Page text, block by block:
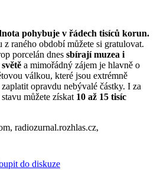
pohybuje v řádech tisíců korun.
z raného období můžete si gratulovat.
porcelán dnes sbírají muzea i
a mimořádný zájem je hlavně o
válkou, které jsou extrémně
opravdu nebývalé částky. I za
můžete získat 10 až 15 tisíc
radiozurnal.rozhlas.cz,
do diskuze